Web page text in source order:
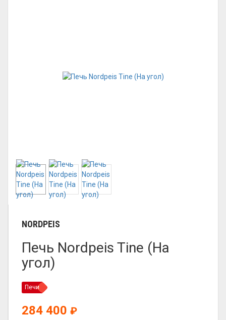
NORDPEIS
Печь Nordpeis Tine (На
угол)
Печи
284 400 ₽